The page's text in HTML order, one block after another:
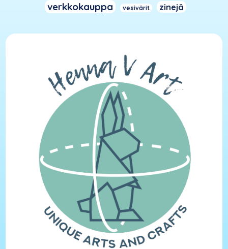
verkkokauppa vesivärit zinejä